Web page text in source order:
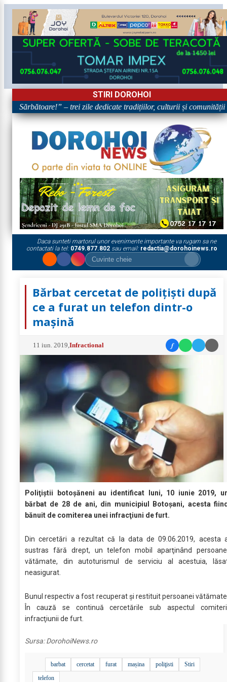
STIRI DOROHOI
în Sărbătoare!” – trei zile dedicate tradițiilor, culturii și comunității
Daca sunteti martorul unor evenimente importante va rugam sa ne
contactati la tel: 0749.877.802sau email: redactia@dorohoinews.ro
Bărbat cercetat de polițiști după
ce a furat un telefon dintr-o
mașină
11 iun. 2019 ,Infractional f
Poliţiştii botoşăneni au identificat luni, 10 iunie 2019,
bărbat de 28 de ani, din municipiul Botoşani, acesta
bănuit de comiterea unei infracţiuni de furt.
Din cercetări a rezultat că la data de 09.06.2019, acesta
sustras fără drept, un telefon mobil aparţinând
vătămate, din autoturismul de serviciu al acestuia,
neasigurat.
Bunul respectiv a fost recuperat şi restituit persoanei
În cauză se continuă cercetările sub aspectul
infracţiunii de furt.
Sursa:DorohoiNews.ro
barbat cercetat furat mașina poliţisti
Stiri
telefon